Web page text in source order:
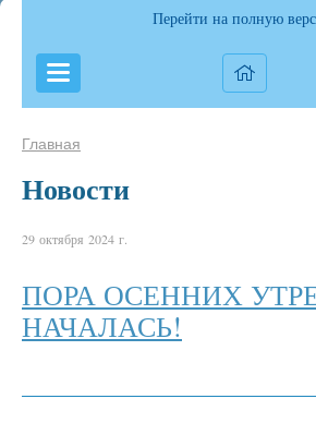
Перейти на полную
Главная
Новости
29 октября 2024 г.
ПОРА ОСЕННИХ
НАЧАЛАСЬ!